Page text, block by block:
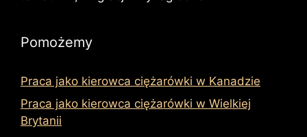
Pomożemy
Praca jako kierowca ciężarówki w Kanadzie
Praca jako kierowca ciężarówki w Wielkiej
Brytanii